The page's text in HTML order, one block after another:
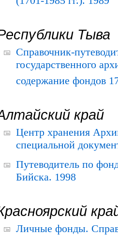
Тыва
Справочник-
государственного
содержание фондов
край
Центр хранения
специальной
Путеводитель по
Бийска. 1998
Личные фонды.